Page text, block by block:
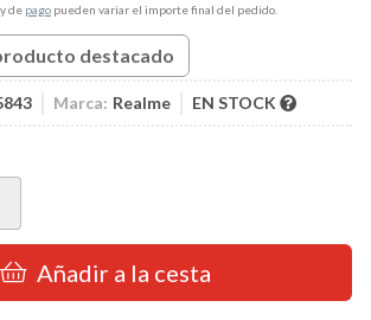
y de pago pueden variar el importe final del pedido.
destacado
Marca: Realme EN STOCK
Añadir a la cesta